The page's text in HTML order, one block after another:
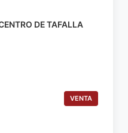
DE TAFALLA
VENTA